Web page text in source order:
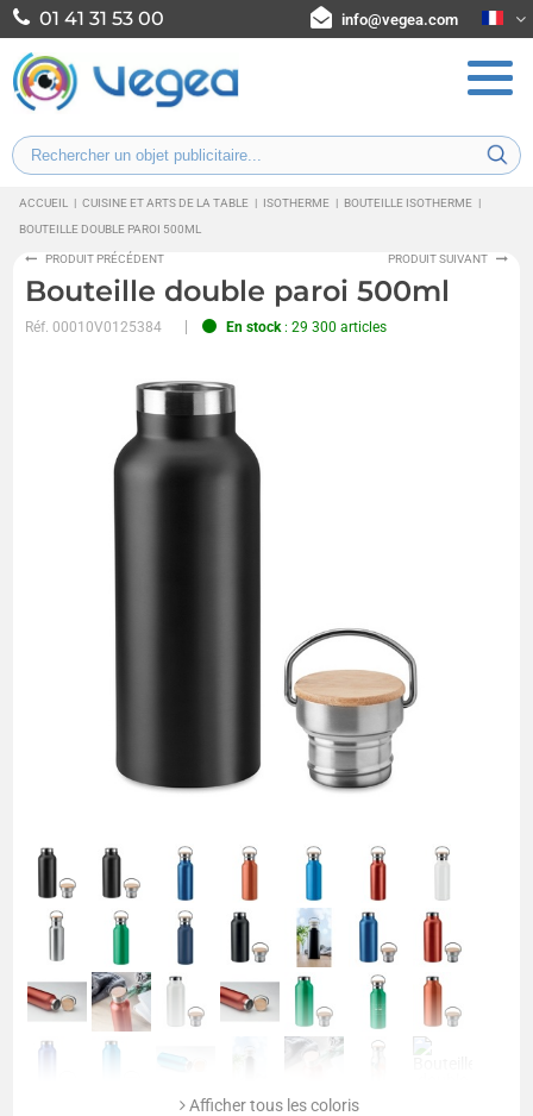
01 41 31 53 00 info@vegea.com
ACCUEIL | CUISINE ET ARTS DE LA TABLE | ISOTHERME | BOUTEILLE ISOTHERME |
BOUTEILLE DOUBLE PAROI 500ML
PRODUIT PRÉCÉDENT PRODUIT SUIVANT
Bouteille double paroi 500ml
Réf.00010V0125384 En stock: 29 300 articles
Afficher tous les coloris